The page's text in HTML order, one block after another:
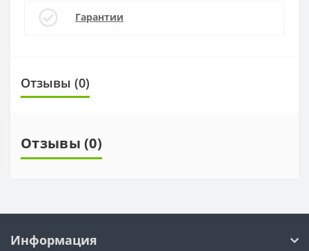
Гарантии
Отзывы (0)
Отзывы (0)
Информация